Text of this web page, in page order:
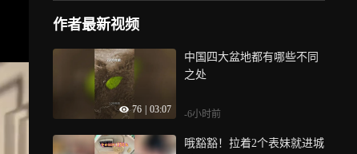
作者最新视频
76 03:07
中国四大盆地都有哪些不同
之处
-6小时前
哦豁豁！拉着2个表妹就进城